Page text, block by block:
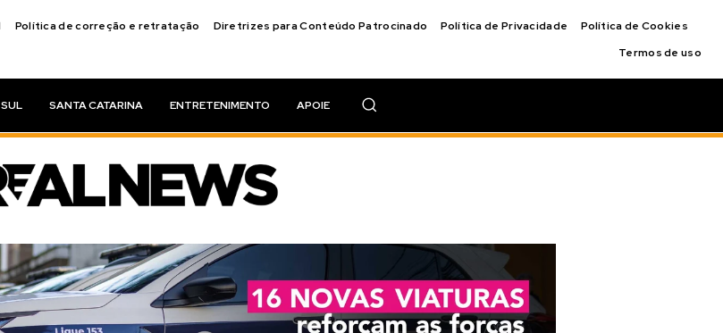
Política de correção e retratação Diretrizes para Conteúdo Patrocinado Política de Privacidade
Política de Cookies
Termos de uso
SANTA CATARINA ENTRETENIMENTO APOIE